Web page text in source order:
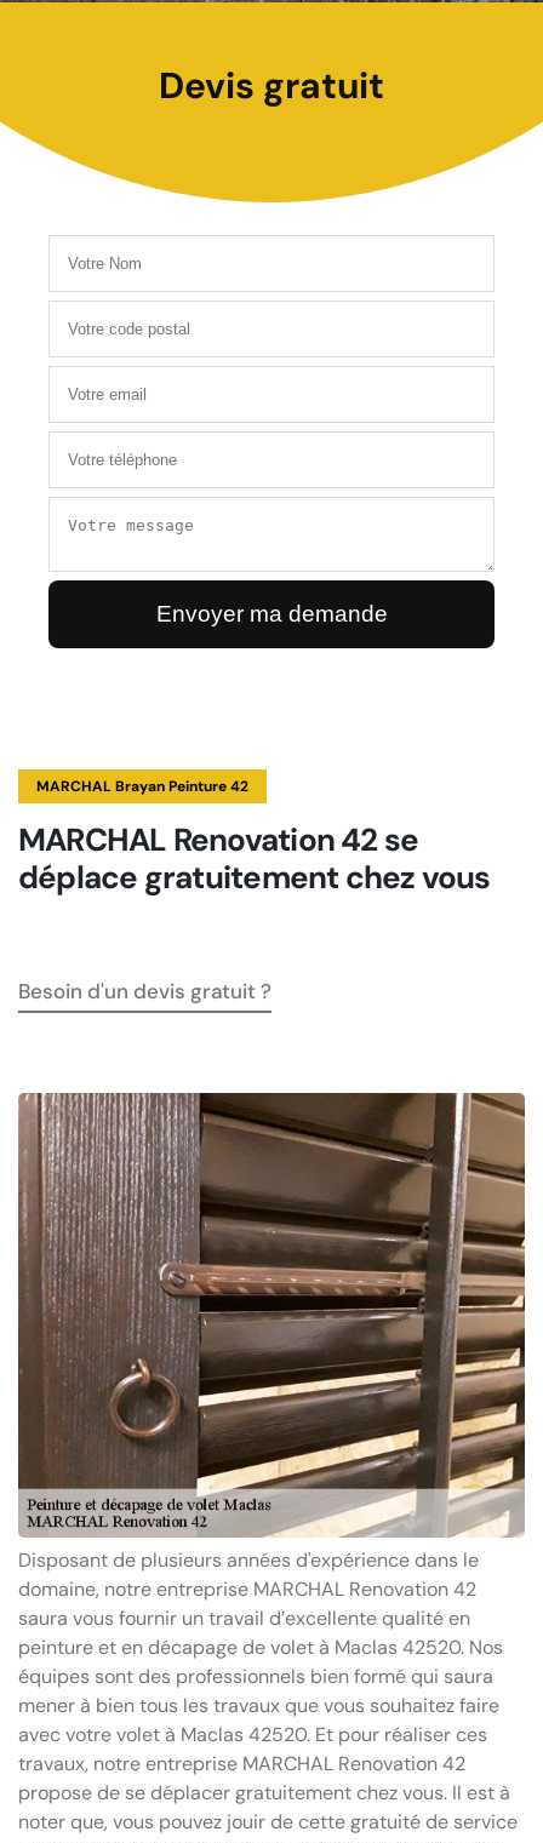
Devis gratuit
MARCHAL Brayan Peinture 42
MARCHAL Renovation 42 se
déplace gratuitement chez vous
Besoin d'un devis gratuit ?
Disposant de plusieurs années d'expérience dans le
domaine, notre entreprise MARCHAL Renovation 42
saura vous fournir un travail d’excellente qualité en
peinture et en décapage de volet à Maclas 42520. Nos
équipes sont des professionnels bien formé qui saura
mener à bien tous les travaux que vous souhaitez faire
avec votre volet à Maclas 42520. Et pour réaliser ces
travaux, notre entreprise MARCHAL Renovation 42
propose de se déplacer gratuitement chez vous. Il est à
noter que, vous pouvez jouir de cette gratuité de service